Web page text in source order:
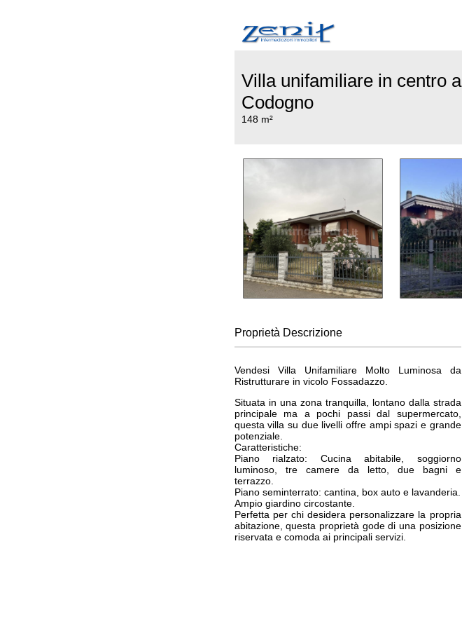
Villa unifamiliare in centro a
Codogno
148 m²
Proprietà Descrizione
Vendesi Villa Unifamiliare Molto Luminosa da
Ristrutturare in vicolo Fossadazzo.
Situata in una zona tranquilla, lontano dalla strada
principale ma a pochi passi dal supermercato,
questa villa su due livelli offre ampi spazi e grande
potenziale.
Caratteristiche:
Piano rialzato: Cucina abitabile, soggiorno
luminoso, tre camere da letto, due bagni e
terrazzo.
Piano seminterrato: cantina, box auto e lavanderia.
Ampio giardino circostante.
Perfetta per chi desidera personalizzare la propria
abitazione, questa proprietà gode di una posizione
riservata e comoda ai principali servizi.